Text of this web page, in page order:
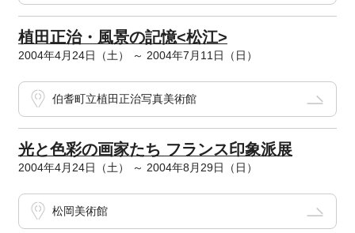
植田正治・風景の記憶<松江>
2004年4月24日（土） ～ 2004年7月11日（日）
伯耆町立植田正治写真美術館
光と色彩の画家たち フランス印象派展
2004年4月24日（土） ～ 2004年8月29日（日）
松岡美術館